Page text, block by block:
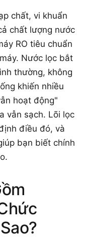
chất, vi khuẩn
chất lượng nước
RO tiêu chuẩn
Nước lọc bắt
thường, không
khiến nhiều
hoạt động"
vẫn sạch. Lõi lọc
điều đó, và
bạn biết chính